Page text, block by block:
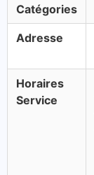
Catégories
Adresse
Horaires
Service